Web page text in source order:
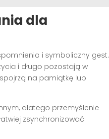
dla
i symboliczny gest.
i długo pozostają w
na pamiątkę lub
dlatego przemyślenie
zsynchronizować